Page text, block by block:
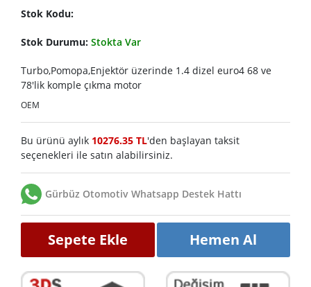
Stok Kodu:
Stok Durumu: Stokta Var
Turbo,Pomopa,Enjektör üzerinde 1.4 dizel euro4 68 ve
78'lik komple çıkma motor
OEM
Bu ürünü aylık 10276.35 TL'den başlayan taksit
seçenekleri ile satın alabilirsiniz.
Gürbüz Otomotiv Whatsapp Destek Hattı
Sepete Ekle Hemen Al